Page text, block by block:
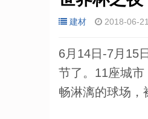
建材 2018-06-
6月14日-7月15
节了。11座城
畅淋漓的球场，